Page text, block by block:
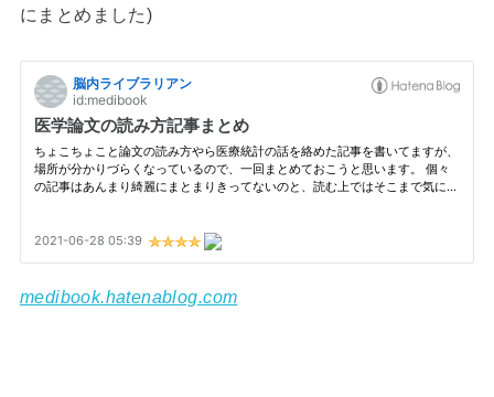
にまとめました)
medibook.hatenablog.com